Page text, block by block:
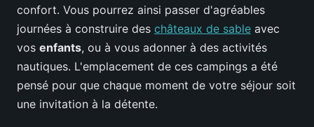
confort. Vous pourrez ainsi passer d'agréables
journées à construire des châteaux de sable avec
vos enfants, ou à vous adonner à des activités
nautiques. L'emplacement de ces campings a été
pensé pour que chaque moment de votre séjour soit
une invitation à la détente.